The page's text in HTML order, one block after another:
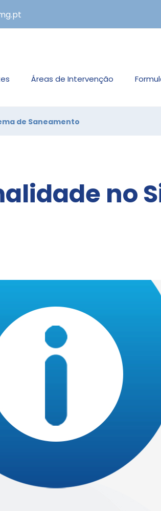
Áreas de Intervenção
de Saneamento
no